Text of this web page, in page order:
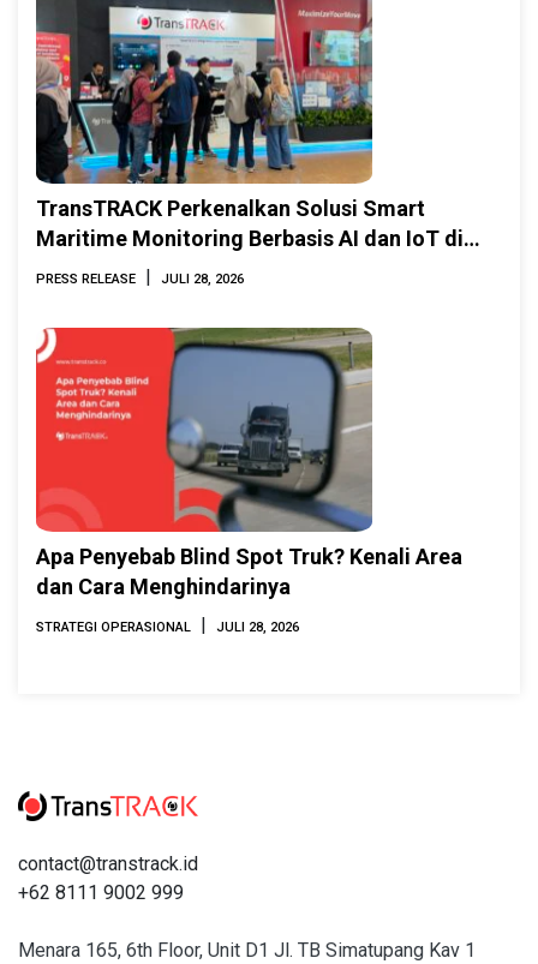
TransTRACK Perkenalkan Solusi Smart
Maritime Monitoring Berbasis AI dan IoT di
INAMARINE 2026
PRESS RELEASE JULI 28, 2026
Apa Penyebab Blind Spot Truk? Kenali Area
dan Cara Menghindarinya
STRATEGI OPERASIONAL JULI 28, 2026
contact@transtrack.id
+62 8111 9002 999
Menara 165, 6th Floor, Unit D1 Jl. TB Simatupang Kav 1